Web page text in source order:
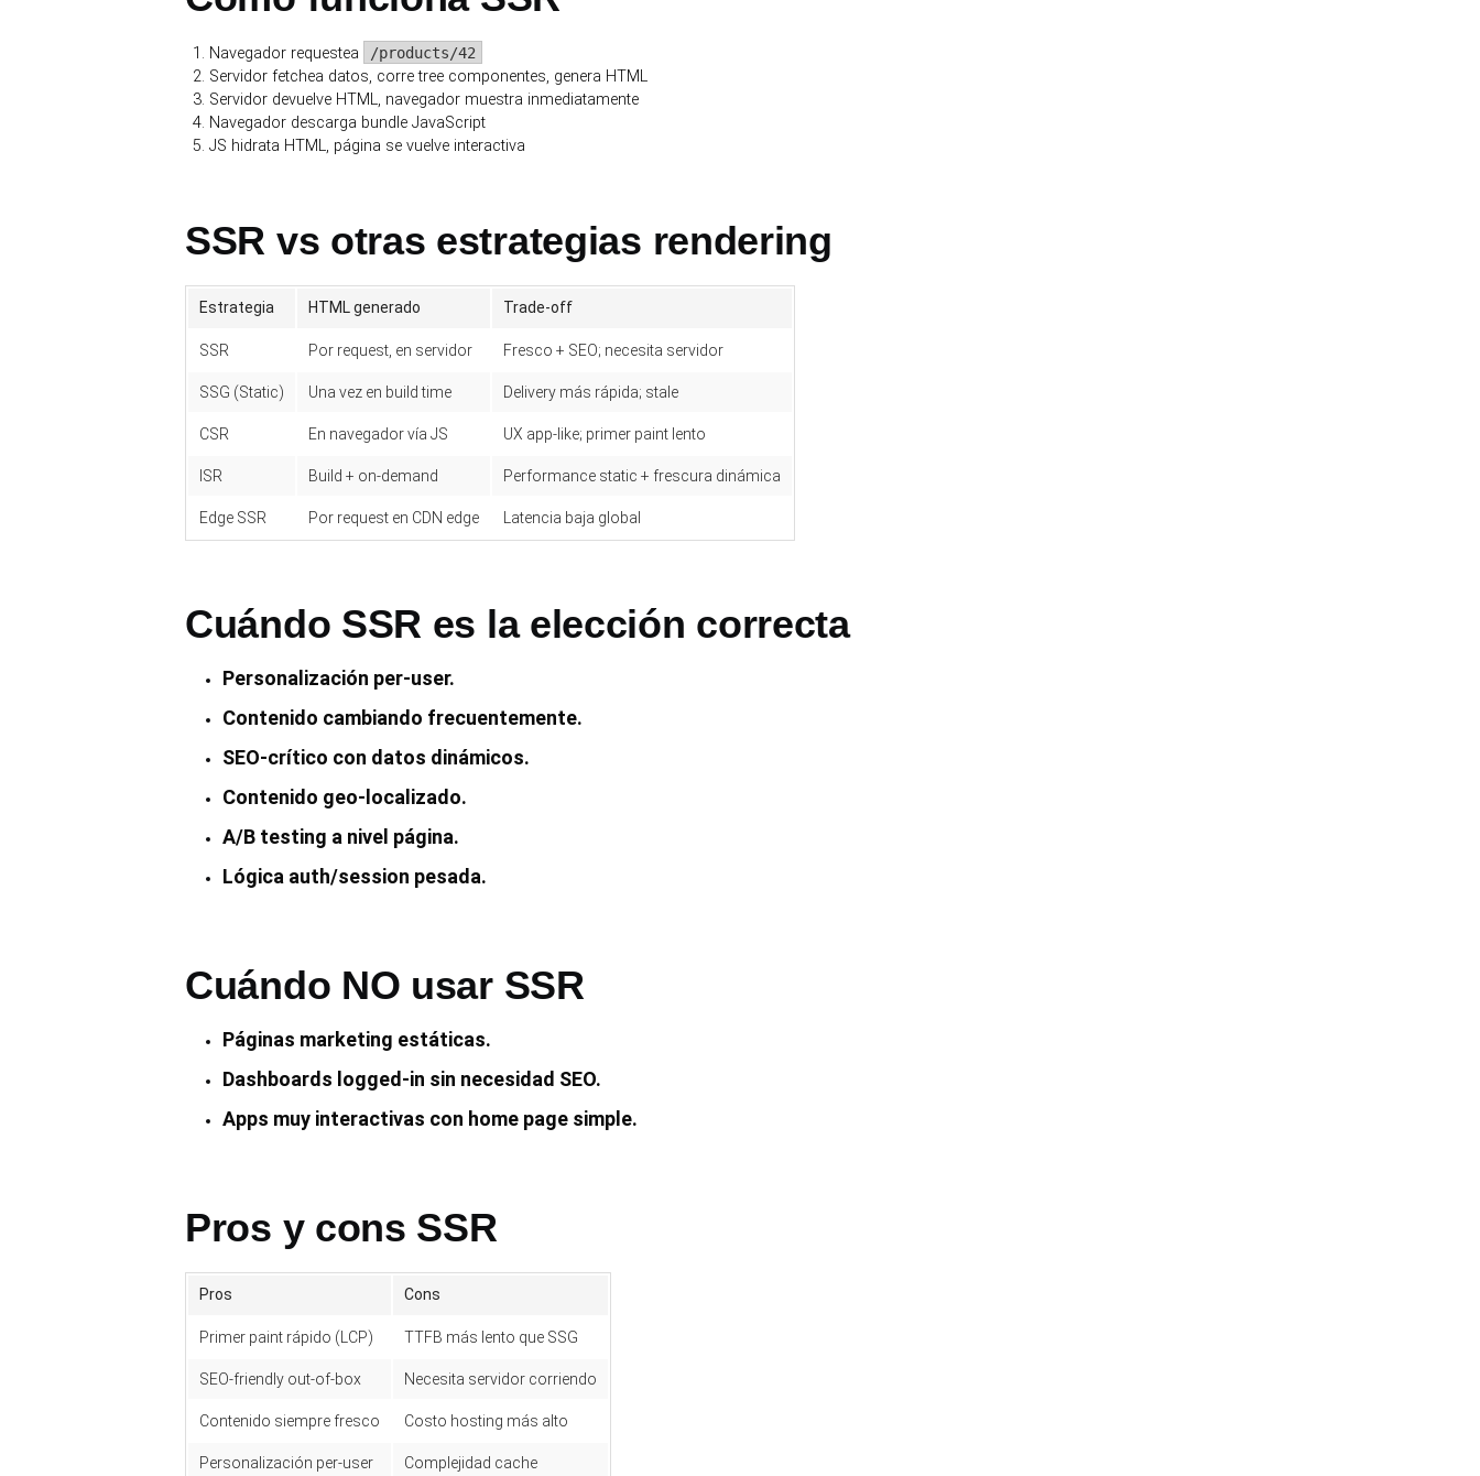
Navegador requestea /products/42
Servidor fetchea datos, corre tree componentes, genera HTML
Servidor devuelve HTML, navegador muestra inmediatamente
Navegador descarga bundle JavaScript
JS hidrata HTML, página se vuelve interactiva
SSR vs otras estrategias rendering
Estrategia HTML generado Trade-off
SSR Por request, en servidor Fresco + SEO; necesita servidor
SSG (Static) Una vez en build time Delivery más rápida; stale
CSR En navegador vía JS UX app-like; primer paint lento
ISR Build + on-demand Performance static + frescura dinámica
Edge SSR Por request en CDN edge Latencia baja global
Cuándo SSR es la elección correcta
Personalización per-user.
Contenido cambiando frecuentemente.
SEO-crítico con datos dinámicos.
Contenido geo-localizado.
A/B testing a nivel página.
Lógica auth/session pesada.
Cuándo NO usar SSR
Páginas marketing estáticas.
Dashboards logged-in sin necesidad SEO.
Apps muy interactivas con home page simple.
Pros y cons SSR
Pros Cons
Primer paint rápido (LCP) TTFB más lento que SSG
SEO-friendly out-of-box Necesita servidor corriendo
Contenido siempre fresco Costo hosting más alto
Personalización per-user Complejidad cache